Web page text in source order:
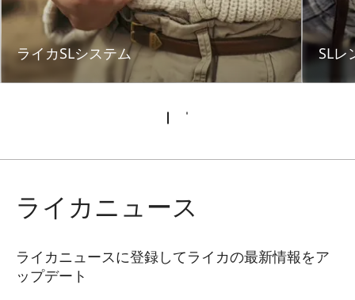
ライカSLシステム SLレ
ライカニュース
ライカニュースに登録してライカの最新情報をア
ップデート